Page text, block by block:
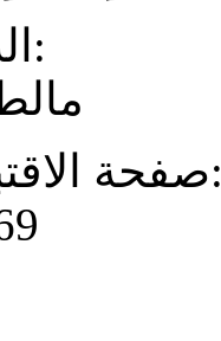
الدولة:
صفحة الاقتباس: